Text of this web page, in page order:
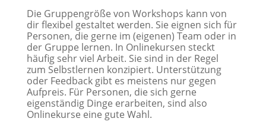
Die Gruppengröße von Workshops kann von
dir flexibel gestaltet werden. Sie eignen sich für
Personen, die gerne im (eigenen) Team oder in
der Gruppe lernen. In Onlinekursen steckt
häufig sehr viel Arbeit. Sie sind in der Regel
zum Selbstlernen konzipiert. Unterstützung
oder Feedback gibt es meistens nur gegen
Aufpreis. Für Personen, die sich gerne
eigenständig Dinge erarbeiten, sind also
Onlinekurse eine gute Wahl.